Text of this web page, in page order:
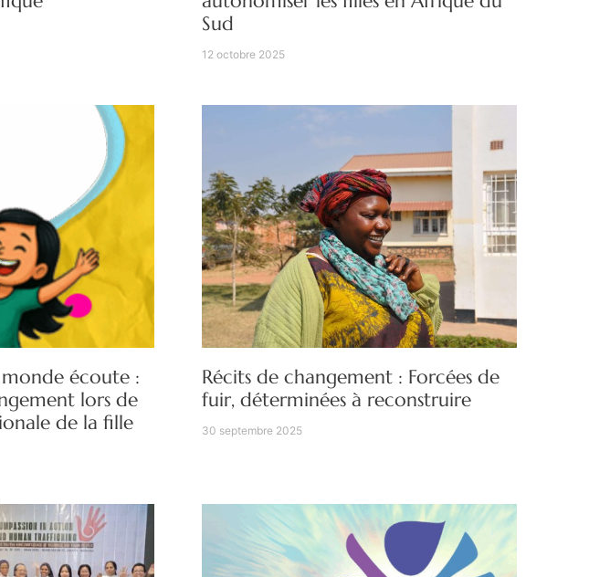
Sud
12 octobre 2025
monde écoute :
lors de
de la fille
Récits de changement : Forcées de
fuir, déterminées à reconstruire
30 septembre 2025